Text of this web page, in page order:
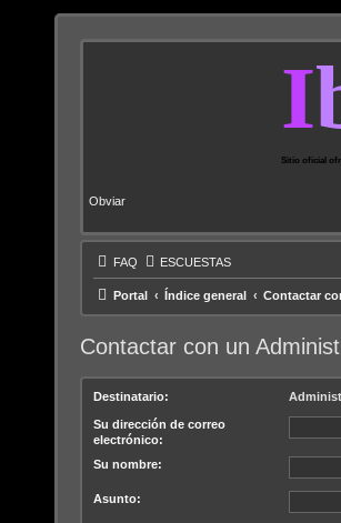
I
Sitio oficial
Obviar
FAQ ESCUESTAS
Portal Índice general Contactar
Contactar con un
Destinatario:
Su dirección de correo
electrónico:
Su nombre:
Asunto: